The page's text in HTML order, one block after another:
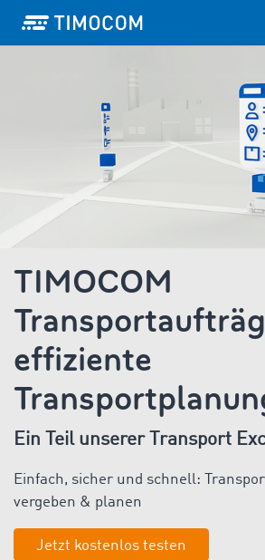
TIMOCOM
effiziente
Ein Teil unserer Transport
Einfach, sicher und schnell:
vergeben & planen
Jetzt kostenlos testen